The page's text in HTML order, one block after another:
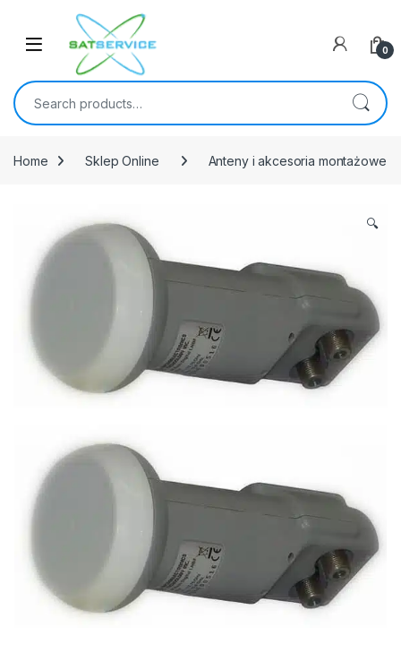
0
Search for:
Home Sklep Online Anteny i akcesoria montażowe
🔍